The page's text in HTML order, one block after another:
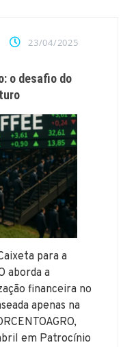
23/04/2025
o desafio do
para a
aborda a
financeira no
apenas na
em Patrocínio